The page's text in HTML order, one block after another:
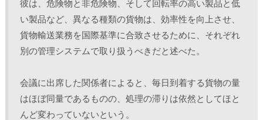
彼は、危険物と非危険物、そして回転率の高い製品と低
い製品など、異なる種類の貨物は、効率性を向上させ、
貨物輸送業務を国際基準に合致させるために、それぞれ
別の管理システムで取り扱うべきだと述べた。
会議に出席した関係者によると、毎日到着する貨物の量
はほぼ同量であるものの、処理の滞りは依然としてほと
んど変わっていないという。